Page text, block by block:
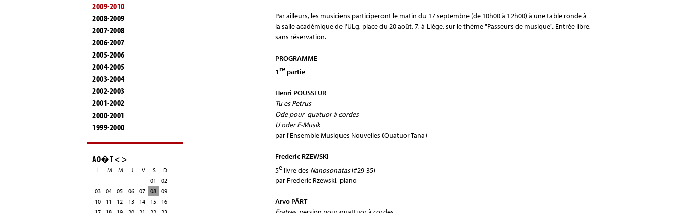
2009-2010
2008-2009
2007-2008
2006-2007
2005-2006
2004-2005
2003-2004
2002-2003
2001-2002
2000-2001
1999-2000
AO�T< >
L M M J V S
D
01
02
03
04 05 06 07 08
09
10
11 12 13 14 15
16
Par ailleurs, les musiciens participeront le matin du 17 septembre (de 10h00 à 12h00) à une table ronde à
la salle académique de l'ULg, place du 20 août, 7, à Liège, sur le thème "Passeurs de musique". Entrée libre,
sans réservation.
PROGRAMME
1repartie
Henri POUSSEUR
Tu es Petrus
Ode pour quatuor à cordes
U oder E-Musik
par l'Ensemble Musiques Nouvelles (Quatuor Tana)
Frederic RZEWSKI
5e livre des Nanosonatas(#29-35)
par Frederic Rzewski, piano
Arvo PÄRT